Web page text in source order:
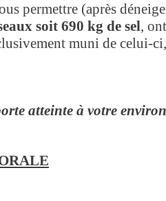
permettre (après
soit 690 kg de sel,
muni de celui-
atteinte à votre